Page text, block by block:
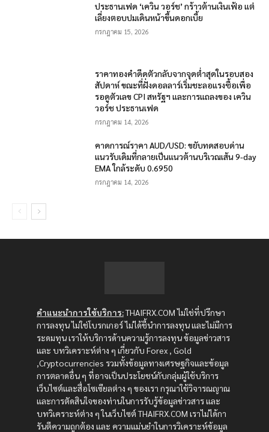
ประธานเฟด ‘เควิน วอร์ช’ กร้าวต้านเงินเฟ้อ แต่
เลี่ยงตอบปมเดินหน้าขึ้นดอกเบี้ย
กรกฎาคม 15, 2026
ราคาทองคำดีดตัวกลับจากจุดต่ำสุดในรอบสอง
สัปดาห์ ขณะที่ฝั่งดอลลาร์เริ่มชะลอแรงซื้อเพื่อ
รอดูตัวเลข CPI สหรัฐฯ และการแถลงของ เควิน
วอร์ช ประธานเฟด
กรกฎาคม 14, 2026
คาดการณ์ราคา AUD/USD: ขยับทดสอบด่าน
แนวรับเดิมที่กลายเป็นแนวต้านบริเวณเส้น 9-day
EMA ใกล้ระดับ 0.6950
กรกฎาคม 14, 2026
คำแนะนำการใช้บริการ:THAIFRX.COM ไม่ใช่ที่ปรึกษา
การลงทุน ไม่ใช่โบรกเกอร์ ไม่ได้ชี้นำการลงทุน และไม่มีการ
ระดมทุน เราให้บริการด้านความรู้การลงทุน ข้อมูลข่าวสาร
และ บทวิเคราะห์ต่าง ๆ เกี่ยวกับ Forex , Gold
,Cryptocurrencies รวมทั้งข้อมูลทางเศรษฐกิจและข้อมูล
การตลาดอื่น ๆ ที่อาจเป็นประโยชน์กับกลุ่มผู้ใช้บริการ
เว็บไซต์และสื่อโซเซียลต่าง ๆ ของเรา กรุณาใช้วิจารณญาณ
และการตัดสินใจของท่านในการรับรู้ข้อมูลข่าวสาร และ
บทวิเคราะห์ต่าง ๆ ในเว็บไซต์ THAIFRX.COM เราไม่ได้กา
รันตีความถูกต้อง และ ความแม่นยำในการวิเคราะห์ข้อมูล